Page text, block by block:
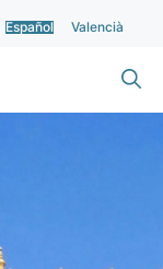
Español Valencià